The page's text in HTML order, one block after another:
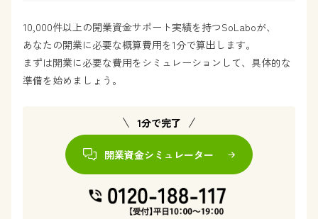
10,000件以上の開業資金サポート実績を持つSoLaboが、
あなたの開業に必要な概算費用を1分で算出します。
まずは開業に必要な費用をシミュレーションして、具体的な
準備を始めましょう。
1分で完了
開業資金シミュレーター